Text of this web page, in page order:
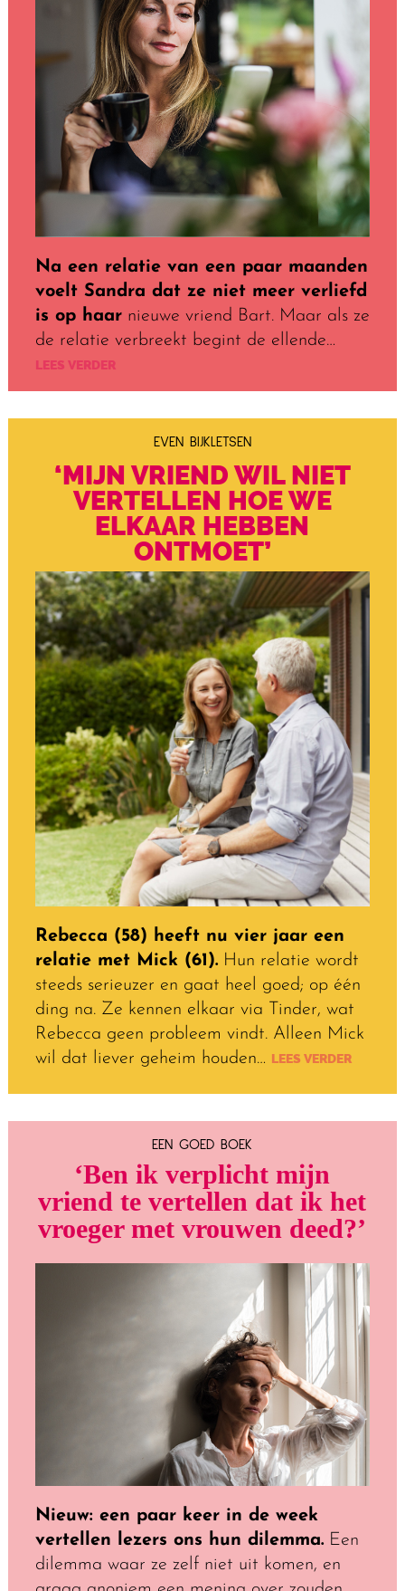
Na een relatie van een paar maanden
voelt Sandra dat ze niet meer verliefd
is op haarnieuwe vriend Bart. Maar als ze
de relatie verbreekt begint de ellende…
LEES VERDER
EVEN BIJKLETSEN
‘MIJN VRIEND WIL NIET
VERTELLEN HOE WE
ELKAAR HEBBEN
ONTMOET’
Rebecca (58) heeft nu vier jaar een
relatie met Mick (61).Hun relatie wordt
steeds serieuzer en gaat heel goed; op één
ding na. Ze kennen elkaar via Tinder, wat
Rebecca geen probleem vindt. Alleen Mick
wil dat liever geheim houden… LEES VERDER
EEN GOED BOEK
‘Ben ik verplicht mijn
vriend te vertellen dat ik het
vroeger met vrouwen deed?’
Nieuw: een paar keer in de week
vertellen lezers ons hun dilemma.Een
dilemma waar ze zelf niet uit komen, en